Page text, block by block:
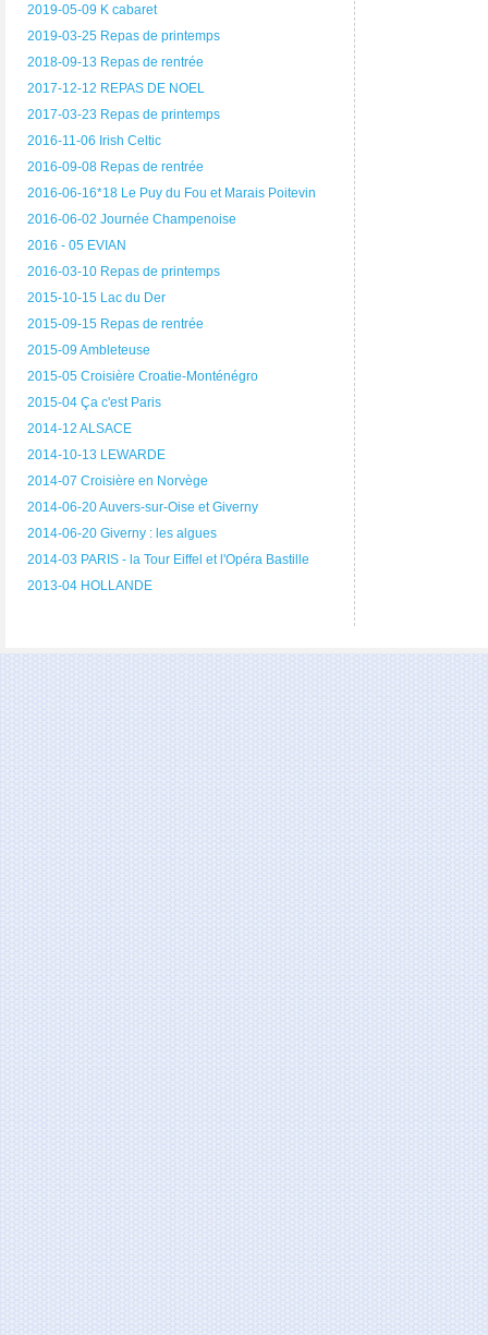
2019-05-09 K cabaret
2019-03-25 Repas de printemps
2018-09-13 Repas de rentrée
2017-12-12 REPAS DE NOEL
2017-03-23 Repas de printemps
2016-11-06 Irish Celtic
2016-09-08 Repas de rentrée
2016-06-16*18 Le Puy du Fou et Marais Poitevin
2016-06-02 Journée Champenoise
2016 - 05 EVIAN
2016-03-10 Repas de printemps
2015-10-15 Lac du Der
2015-09-15 Repas de rentrée
2015-09 Ambleteuse
2015-05 Croisière Croatie-Monténégro
2015-04 Ça c'est Paris
2014-12 ALSACE
2014-10-13 LEWARDE
2014-07 Croisière en Norvège
2014-06-20 Auvers-sur-Oise et Giverny
2014-06-20 Giverny : les algues
2014-03 PARIS - la Tour Eiffel et l'Opéra Bastille
2013-04 HOLLANDE